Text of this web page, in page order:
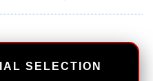
SELECTION